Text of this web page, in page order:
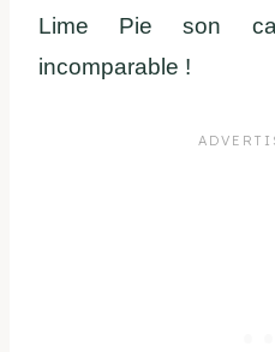
Lime Pie son
incomparable !